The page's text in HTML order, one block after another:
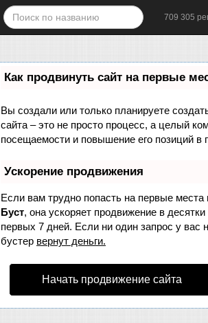
709 305
Как продвинуть сайт на первые
Вы создали или только планируете
сайта – это не просто процесс, а целый
посещаемости и повышение его позиций в
Ускорение продвижения
Если вам трудно попасть на первые места
Буст, она ускоряет продвижение в
первых 7 дней. Если ни один запрос у вас
бустер вернут деньги.
Начать продвижение сайта